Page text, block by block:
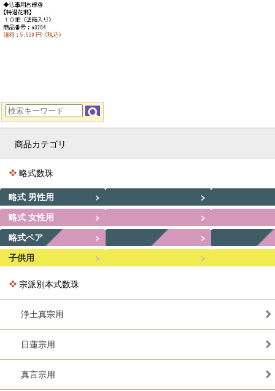
商品カテゴリ
略式数珠
略式 男性用
略式 女性用
略式ペア
子供用
宗派別本式数珠
浄土真宗用
日蓮宗用
真言宗用